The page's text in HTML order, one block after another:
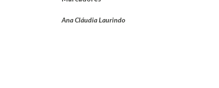
Ana Cláudia Laurindo